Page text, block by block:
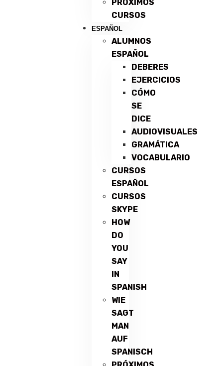
PRÓXIMOS
CURSOS
ESPAÑOL
ALUMNOS
ESPAÑOL
DEBERES
EJERCICIOS
CÓMO
SE
DICE
AUDIOVISUALES
GRAMÁTICA
VOCABULARIO
CURSOS
ESPAÑOL
CURSOS
SKYPE
HOW
DO
YOU
SAY
IN
SPANISH
WIE
SAGT
MAN
AUF
SPANISCH